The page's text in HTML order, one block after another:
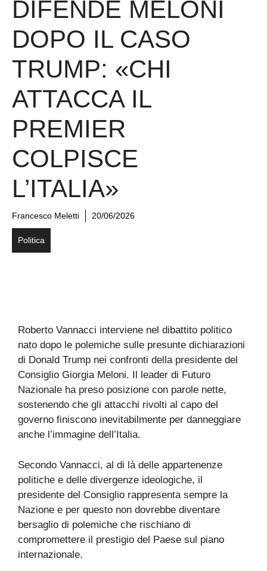
DIFENDE MELONI
DOPO IL CASO
TRUMP: «CHI
ATTACCA IL
PREMIER
COLPISCE
L’ITALIA»
Francesco Meletti 20/06/2026
Politica
Roberto Vannacci interviene nel dibattito politico
nato dopo le polemiche sulle presunte dichiarazioni
di Donald Trump nei confronti della presidente del
Consiglio Giorgia Meloni. Il leader di Futuro
Nazionale ha preso posizione con parole nette,
sostenendo che gli attacchi rivolti al capo del
governo finiscono inevitabilmente per danneggiare
anche l’immagine dell’Italia.
Secondo Vannacci, al di là delle appartenenze
politiche e delle divergenze ideologiche, il
presidente del Consiglio rappresenta sempre la
Nazione e per questo non dovrebbe diventare
bersaglio di polemiche che rischiano di
compromettere il prestigio del Paese sul piano
internazionale.